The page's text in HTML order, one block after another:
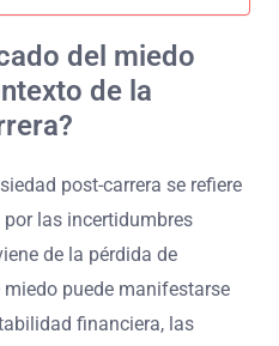
del miedo
de la
post-carrera se refiere
las incertidumbres
de la pérdida de
puede manifestarse
financiera, las